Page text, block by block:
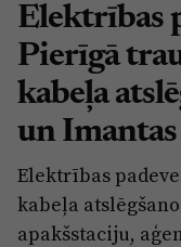
Abonēt
Ziņas
Politika
Pašvaldības
Izglītība
Elektrības
Pierīgā
kabeļa
un
Elektrības
kabeļa
apakšstaciju,